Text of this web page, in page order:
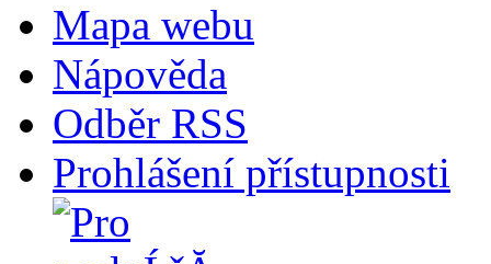
Mapa webu
Nápověda
Odběr RSS
Prohlášení přístupnosti